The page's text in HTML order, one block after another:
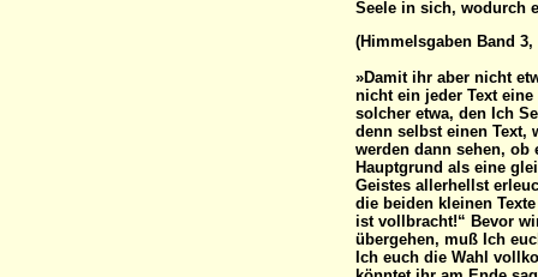
(Himmelsgaben Band
»Damit ihr aber nicht
nicht ein jeder Text
solcher etwa, den Ich
denn selbst einen
werden dann sehen, ob
Hauptgrund als eine
Geistes allerhellst
die beiden kleinen
ist vollbracht!“ Bevor
übergehen, muß Ich
Ich euch die Wahl